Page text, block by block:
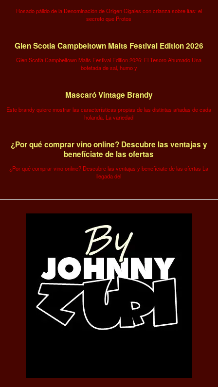
Rosado pálido de la Denominación de Origen Cigales con crianza sobre lías: el
secreto que Protos
Glen Scotia Campbeltown Malts Festival Edition 2026
Glen Scotia Campbeltown Malts Festival Edition 2026: El Tesoro Ahumado Una
bofetada de sal, humo y
Mascaró Vintage Brandy
Este brandy quiere mostrar las características propias de las distintas añadas de cada
holanda. La variedad
¿Por qué comprar vino online? Descubre las ventajas y
benefíciate de las ofertas
¿Por qué comprar vino online? Descubre las ventajas y benefíciate de las ofertas La
llegada del